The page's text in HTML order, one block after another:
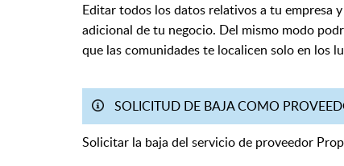
Editar todos los datos relativos a tu
adicional de tu negocio. Del mismo modo
que las comunidades te localicen solo en los
SOLICITUD DE BAJA COMO
Solicitar la baja del servicio de proveedor